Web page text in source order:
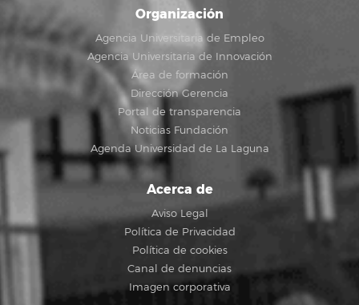
Organización
Agencia Universitaria de Empleo
Agencia Universitaria de Innovación
Área de formación
Dirección Gerencia
Portal de transparencia
Noticias Fundación
Agenda Universidad de La Laguna
Acerca de
Aviso Legal
Política de Privacidad
Política de cookies
Canal de denuncias
Imagen corporativa